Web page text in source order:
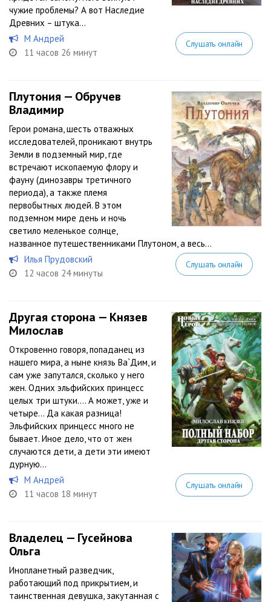
чужие проблемы? А вот Наследие
Древних – штука...
М Андрей
11 часов 26 минут
Слушать онлайн
Плутония — Обручев
Владимир
Герои романа, шесть отважных
исследователей, проникают внутрь
Земли в подземный мир, где
встречают ископаемую флору и
фауну (динозавры третичного
периода), а также племя
первобытных людей. В этом
подземном мире день и ночь
светило меленькое солнце,
названное путешественниками Плутоном, а весь...
Илья Прудовский
12 часов 24 минуты
Слушать онлайн
Другая сторона — Князев
Милослав
Откровенно говоря, попаданец из
нашего мира, а ныне князь Ва`Дим, и
сам уже запутался, сколько у него
жен. Одних эльфийских принцесс
целых три штуки.… А может, уже и
четыре… Да какая разница!
Эльфийских принцесс много не
бывает. Иное дело, что от жен
случаются дети, а дети эти имеют
дурную...
М Андрей
11 часов 18 минут
Слушать онлайн
Владелец — Гусейнова
Ольга
Инопланетный разведчик,
работающий под прикрытием, и
таинственная девушка, закутанная с